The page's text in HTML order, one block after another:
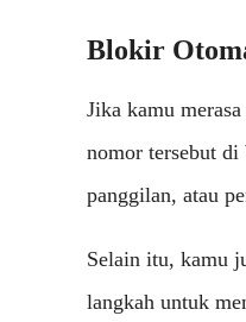
Blokir
Jika kamu
nomor tersebut
panggilan, atau
Selain itu, kamu
langkah untuk